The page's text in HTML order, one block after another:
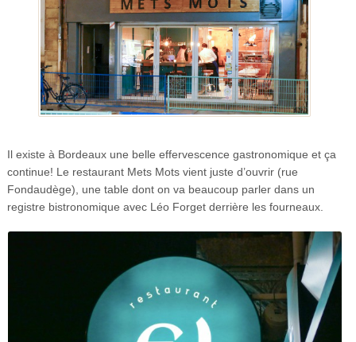
Il existe à Bordeaux une belle effervescence gastronomique et ça
continue! Le restaurant Mets Mots vient juste d’ouvrir (rue
Fondaudège), une table dont on va beaucoup parler dans un
registre bistronomique avec Léo Forget derrière les fourneaux.